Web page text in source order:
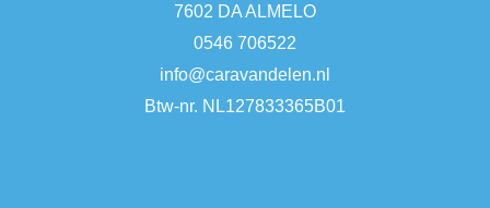
7602 DA ALMELO
0546 706522
info@caravandelen.nl
Btw-nr. NL127833365B01